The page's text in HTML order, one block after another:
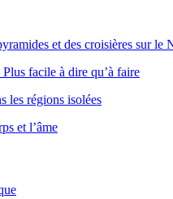
et des croisières sur le
facile à dire qu’à faire
les régions isolées
et l’âme